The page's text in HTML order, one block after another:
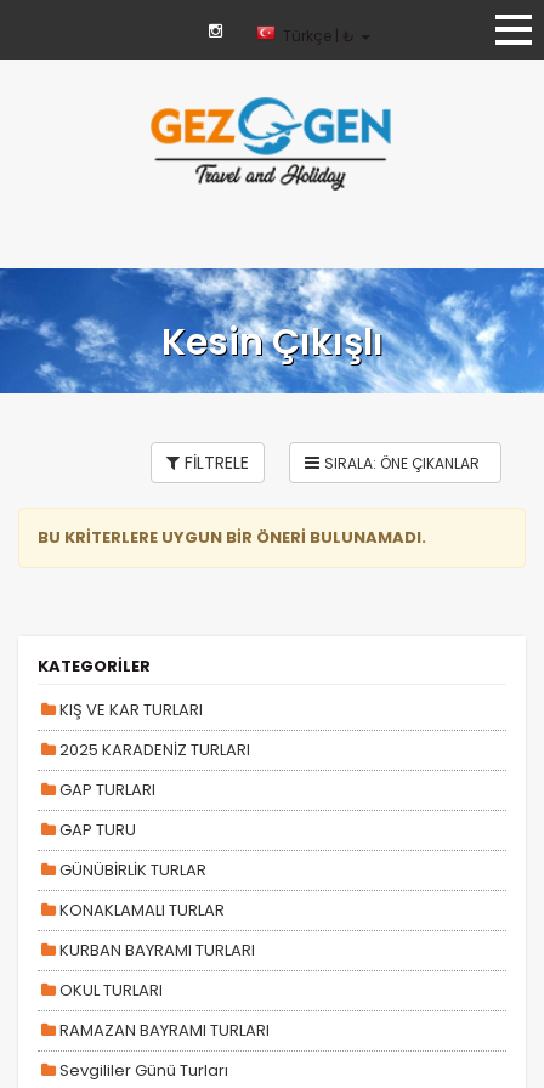
Türkçe | ₺
Kesin Çıkışlı
FİLTRELE
BU KRİTERLERE UYGUN BİR ÖNERİ BULUNAMADI.
KATEGORİLER
KIŞ VE KAR TURLARI
2025 KARADENİZ TURLARI
GAP TURLARI
GAP TURU
GÜNÜBİRLİK TURLAR
KONAKLAMALI TURLAR
KURBAN BAYRAMI TURLARI
OKUL TURLARI
RAMAZAN BAYRAMI TURLARI
Sevgililer Günü Turları